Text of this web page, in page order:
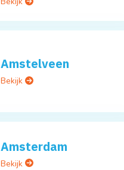
Amstelveen
Bekijk
Amsterdam
Bekijk